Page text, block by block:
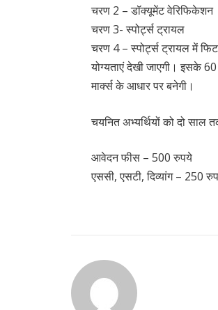
चरण 2 – डॉक्यूमेंट वेरिफिकेशन
चरण 3- स्पोर्ट्स ट्रायल
चरण 4 – स्पोर्ट्स ट्रायल में
योग्यताएं देखी जाएगी। इसके
मार्क्स के आधार पर बनेगी।
चयनित अभ्यर्थियों को दो साल
आवेदन फीस – 500 रुपये
एससी, एसटी, दिव्यांग – 250